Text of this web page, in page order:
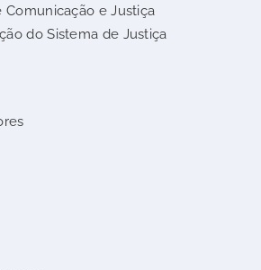
Comunicação e Justiça
do Sistema de Justiça